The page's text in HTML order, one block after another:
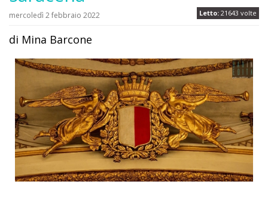
Letto: 21643 volte
mercoledì 2 febbraio 2022
di Mina Barcone